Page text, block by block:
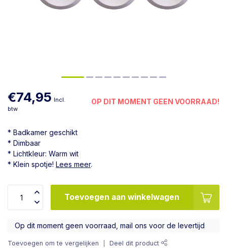
€74,95 Incl.
btw
OP DIT MOMENT GEEN VOORRAAD!
* Badkamer geschikt
* Dimbaar
* Lichtkleur: Warm wit
* Klein spotje! Lees meer.
Toevoegen aan winkelwagen
Op dit moment geen voorraad, mail ons voor de levertijd
Toevoegen om te vergelijken Deel dit product